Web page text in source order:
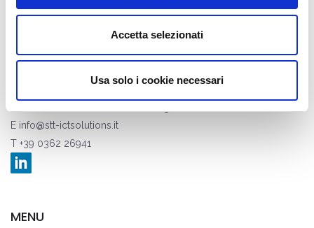
Accetta selezionati
Usa solo i cookie necessari
E info@stt-ictsolutions.it
T +39 0362 26941
MENU